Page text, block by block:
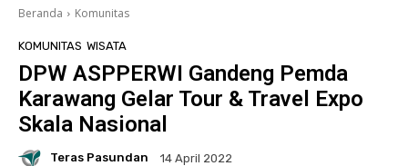
Beranda Komunitas
KOMUNITAS WISATA
DPW ASPPERWI Gandeng Pemda
Karawang Gelar Tour & Travel Expo
Skala Nasional
Teras Pasundan 14 April 2022